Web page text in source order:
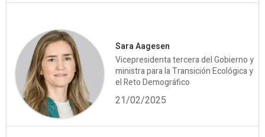
Sara Aagesen
Vicepresidenta tercera del Gobierno y
ministra para la Transición Ecológica y
el Reto Demográfico
21/02/2025